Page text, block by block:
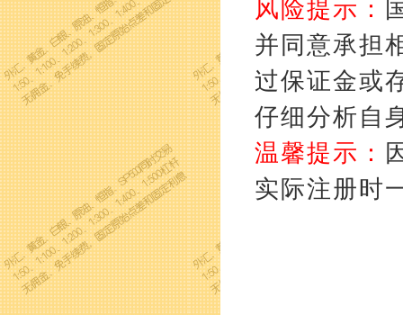
风险提示：
并同意承担
过保证金或
仔细分析自
温馨提示：
实际注册时